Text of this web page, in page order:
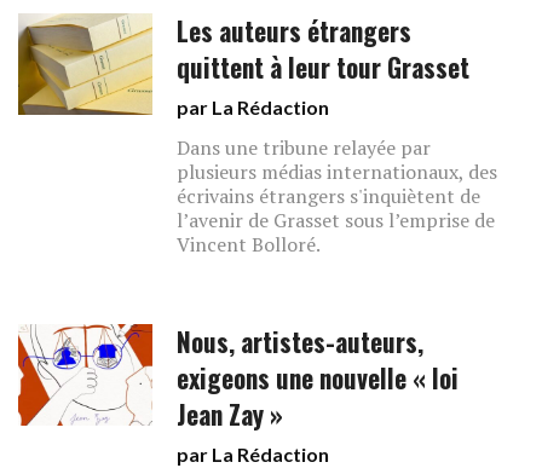
Les auteurs étrangers
quittent à leur tour Grasset
par La Rédaction
Dans une tribune relayée par
plusieurs médias internationaux, des
écrivains étrangers s'inquiètent de
l’avenir de Grasset sous l’emprise de
Vincent Bolloré.
Nous, artistes-auteurs,
exigeons une nouvelle « loi
Jean Zay »
par La Rédaction